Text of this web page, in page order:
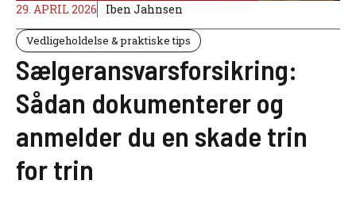
29. APRIL 2026 Iben Jahnsen
Vedligeholdelse & praktiske tips
Sælgeransvarsforsikring:
Sådan dokumenterer og
anmelder du en skade trin
for trin